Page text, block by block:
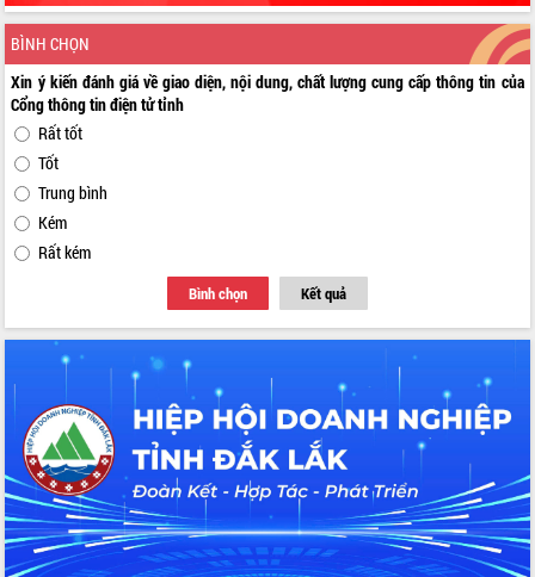
BÌNH CHỌN
Xin ý kiến đánh giá về giao diện, nội dung, chất lượng cung cấp thông tin của
Cổng thông tin điện tử tỉnh
Rất tốt
Tốt
Trung bình
Kém
Rất kém
Bình chọn Kết quả